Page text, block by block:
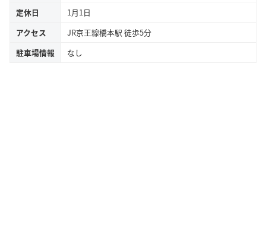
定休日
1月1日
アクセス
JR京王線橋本駅 徒歩5分
駐車場情報
なし